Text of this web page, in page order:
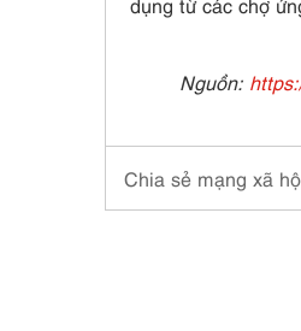
Nguồn:
Chia sẻ mạng xã